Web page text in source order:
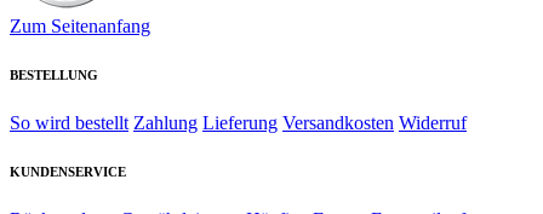
Zum Seitenanfang
BESTELLUNG
So wird bestellt Zahlung Lieferung Versandkosten Widerruf
KUNDENSERVICE